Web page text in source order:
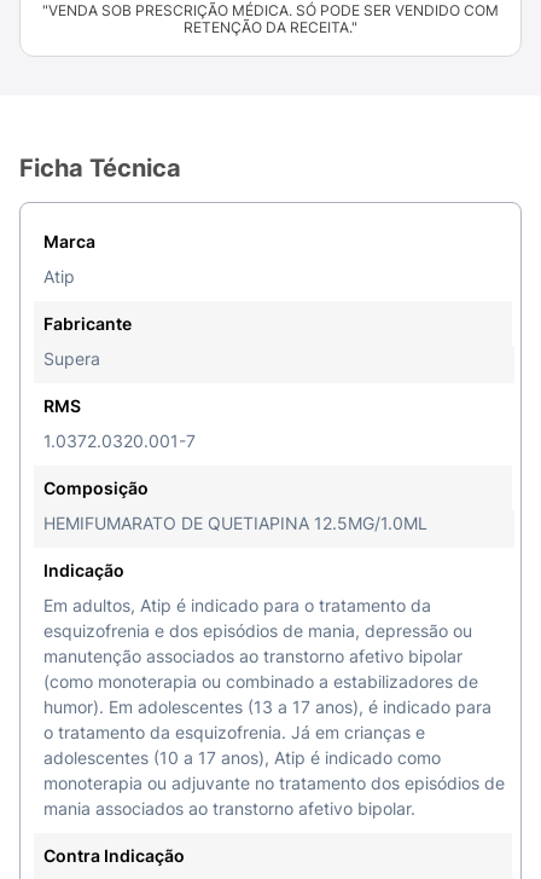
"VENDA SOB PRESCRIÇÃO MÉDICA. SÓ PODE SER VENDIDO COM
RETENÇÃO DA RECEITA."
Ficha Técnica
Marca
Atip
Fabricante
Supera
RMS
1.0372.0320.001-7
Composição
HEMIFUMARATO DE QUETIAPINA 12.5MG/1.0ML
Indicação
Em adultos, Atip é indicado para o tratamento da
esquizofrenia e dos episódios de mania, depressão ou
manutenção associados ao transtorno afetivo bipolar
(como monoterapia ou combinado a estabilizadores de
humor). Em adolescentes (13 a 17 anos), é indicado para
o tratamento da esquizofrenia. Já em crianças e
adolescentes (10 a 17 anos), Atip é indicado como
monoterapia ou adjuvante no tratamento dos episódios de
mania associados ao transtorno afetivo bipolar.
Contra Indicação